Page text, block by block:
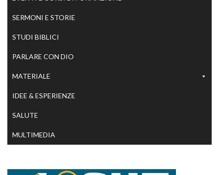
SERMONI E STORIE
STUDI BIBLICI
PARLARE CON DIO
MATERIALE
IDEE & ESPERIENZE
SALUTE
MULTIMEDIA